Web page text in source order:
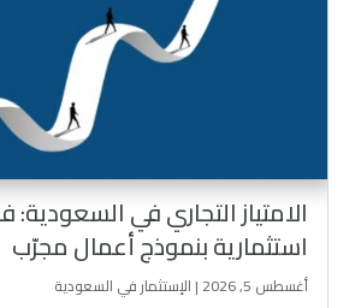
الامتياز التجاري في السعودية:
استثمارية بنموذج أعمال مجرّب
أغسطس 5, 2026 | الإستثمار في السعودية